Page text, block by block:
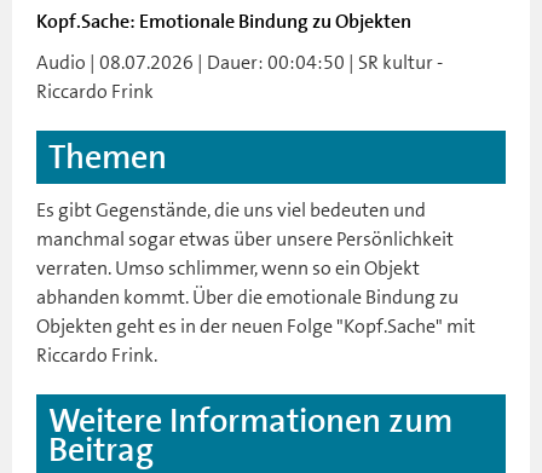
Kopf.Sache: Emotionale Bindung zu Objekten
Audio | 08.07.2026 | Dauer: 00:04:50 | SR kultur -
Riccardo Frink
Themen
Es gibt Gegenstände, die uns viel bedeuten und
manchmal sogar etwas über unsere Persönlichkeit
verraten. Umso schlimmer, wenn so ein Objekt
abhanden kommt. Über die emotionale Bindung zu
Objekten geht es in der neuen Folge "Kopf.Sache" mit
Riccardo Frink.
Weitere Informationen zum
Beitrag